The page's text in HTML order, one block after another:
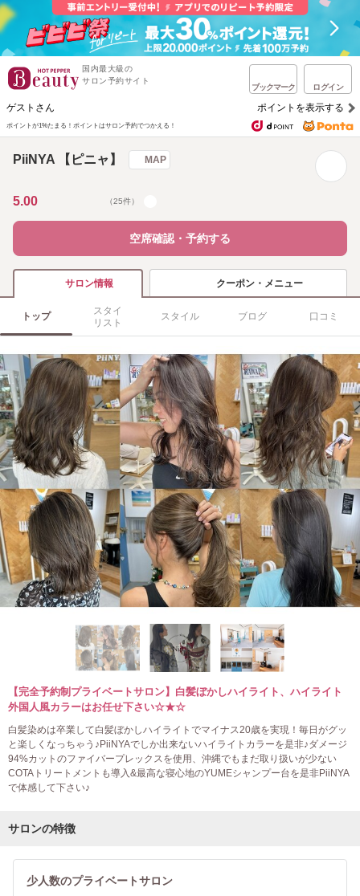
国内最大級の
サロン予約サイト
ブックマーク ログイン
ゲストさん ポイントを表示する
ポイントが1%たまる！ ポイントはサロン予約でつかえる！
PiiNYA 【ピニャ】 MAP
5.00 （25件）
空席確認・予約する
サロン情報 クーポン・メニュー
トップ
スタイ
リスト
スタイル ブログ 口コミ
【完全予約制プライベートサロン】白髪ぼかしハイライト、ハイライト
外国人風カラーはお任せ下さい☆★☆
白髪染めは卒業して白髪ぼかしハイライトでマイナス20歳を実現！毎日がグッ
と楽しくなっちゃう♪PiiNYAでしか出来ないハイライトカラーを是非♪ダメージ
94%カットのファイバープレックスを使用、沖縄でもまだ取り扱いが少ない
COTAトリートメントも導入&最高な寝心地のYUMEシャンプー台を是非PiiNYA
で体感して下さい♪
サロンの特徴
少人数のプライベートサロン